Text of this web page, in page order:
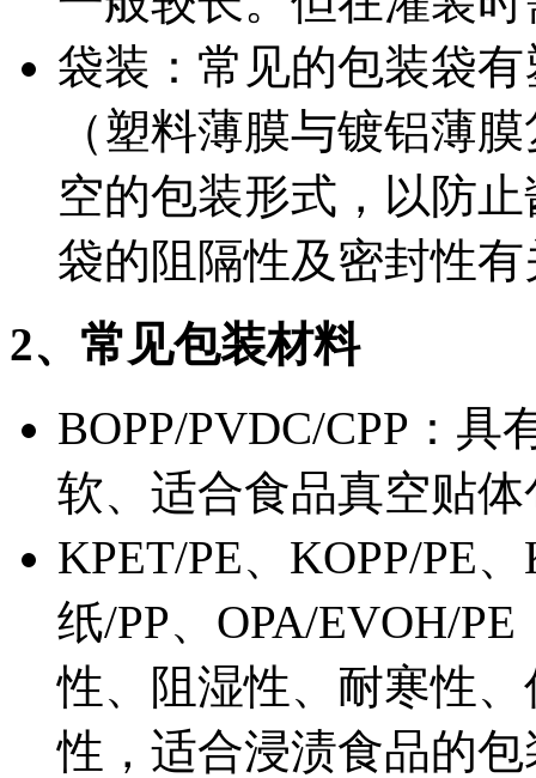
袋装：常见的包装袋
（塑料薄膜与镀铝薄
空的包装形式，以防
袋的阻隔性及密封性有
2、常见包装材料
BOPP/PVDC/CPP：
软、适合食品真空贴
KPET/PE、KOPP/PE
纸/PP、OPA/EVOH/
性、阻湿性、耐寒性
性，适合浸渍食品的包